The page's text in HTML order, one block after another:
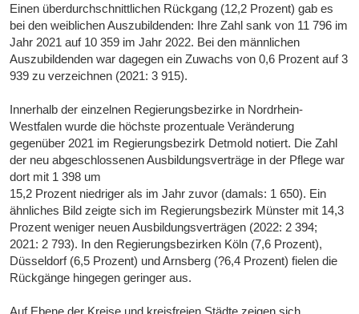
Einen überdurchschnittlichen Rückgang (12,2 Prozent) gab es
bei den weiblichen Auszubildenden: Ihre Zahl sank von 11 796 im
Jahr 2021 auf 10 359 im Jahr 2022. Bei den männlichen
Auszubildenden war dagegen ein Zuwachs von 0,6 Prozent auf 3
939 zu verzeichnen (2021: 3 915).
Innerhalb der einzelnen Regierungsbezirke in Nordrhein-
Westfalen wurde die höchste prozentuale Veränderung
gegenüber 2021 im Regierungsbezirk Detmold notiert. Die Zahl
der neu abgeschlossenen Ausbildungsverträge in der Pflege war
dort mit 1 398 um
15,2 Prozent niedriger als im Jahr zuvor (damals: 1 650). Ein
ähnliches Bild zeigte sich im Regierungsbezirk Münster mit 14,3
Prozent weniger neuen Ausbildungsverträgen (2022: 2 394;
2021: 2 793). In den Regierungsbezirken Köln (7,6 Prozent),
Düsseldorf (6,5 Prozent) und Arnsberg (?6,4 Prozent) fielen die
Rückgänge hingegen geringer aus.
Auf Ebene der Kreise und kreisfreien Städte zeigen sich